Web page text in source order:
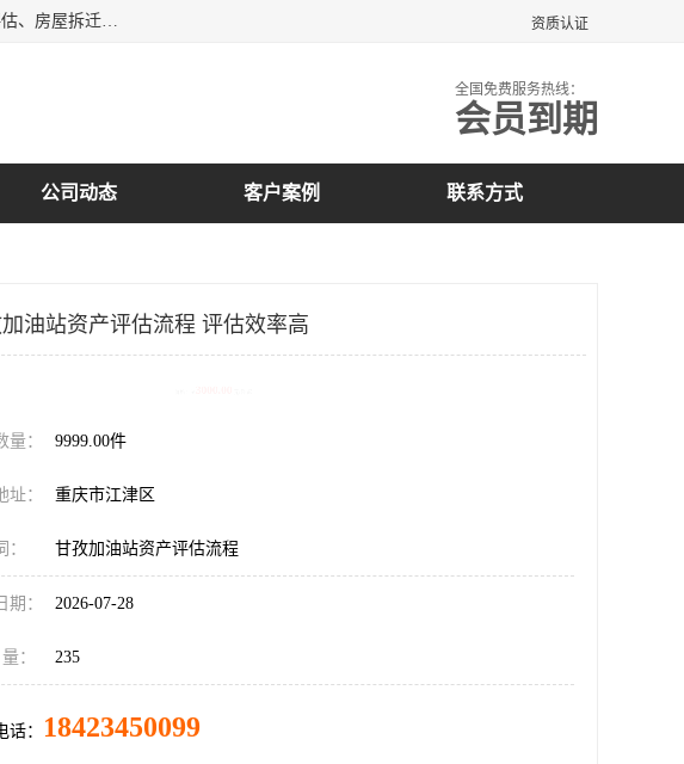
峡岭（重庆）第三方评估咨询有限公司主营：房屋拆迁征收评估、花卉苗木价值评估、资产评估事务所、养殖场评估、房屋拆迁服务公司等，形成了综合一体化的资产评估、财务审计和资产优化处置服务，是在全国同行业中资质全、业务服务范围广、具有影响力的综合服务机构。 资质认证
全国免费服务热线：
会员到期
公司动态 客户案例 联系方式
油站资产评估流程 评估效率高
量： 9999.00件
址： 重庆市江津区
： 甘孜加油站资产评估流程
期： 2026-07-28
： 235
话： 18423450099